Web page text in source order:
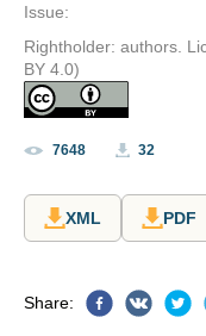
Issue:
Rightholder: authors.
BY 4.0)
7648 32
XML PDF
Share: